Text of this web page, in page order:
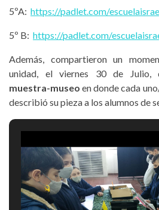
5ºA: https://padlet.com/
5º B: https://padlet.com/
Además, compartieron un
unidad, el viernes 30 de Julio,
muestra-museoen donde cada
describió su pieza a los alumnos de